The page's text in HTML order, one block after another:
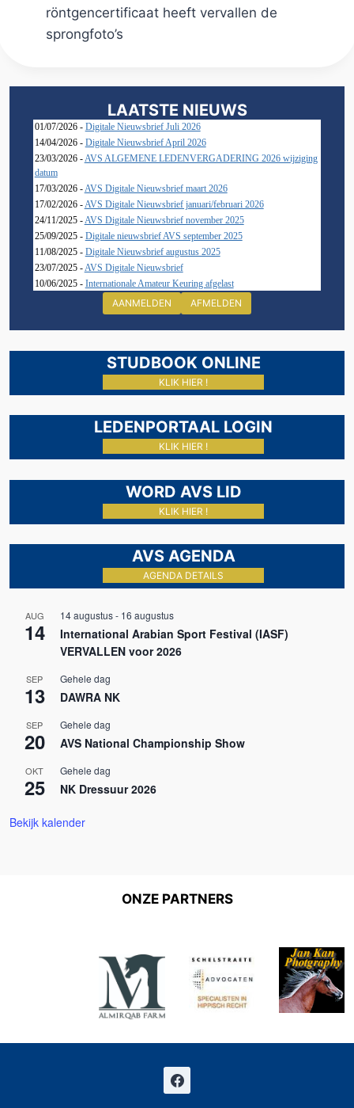
röntgencertificaat heeft vervallen de
sprongfoto’s
LAATSTE NIEUWS
01/07/2026 - Digitale Nieuwsbrief Juli 2026
14/04/2026 - Digitale Nieuwsbrief April 2026
23/03/2026 - AVS ALGEMENE LEDENVERGADERING 2026 wijziging
datum
17/03/2026 - AVS Digitale Nieuwsbrief maart 2026
17/02/2026 - AVS Digitale Nieuwsbrief januari/februari 2026
24/11/2025 - AVS Digitale Nieuwsbrief november 2025
25/09/2025 - Digitale nieuwsbrief AVS september 2025
11/08/2025 - Digitale Nieuwsbrief augustus 2025
23/07/2025 - AVS Digitale Nieuwsbrief
10/06/2025 - Internationale Amateur Keuring afgelast
AANMELDEN AFMELDEN
STUDBOOK ONLINE
KLIK HIER !
LEDENPORTAAL LOGIN
KLIK HIER !
WORD AVS LID
KLIK HIER !
AVS AGENDA
AGENDA DETAILS
AUG
14
14 augustus- 16 augustus
International Arabian Sport Festival (IASF)
VERVALLEN voor 2026
SEP
13
Gehele dag
DAWRA NK
SEP
20
Gehele dag
AVS National Championship Show
OKT
25
Gehele dag
NK Dressuur 2026
Bekijk kalender
ONZE PARTNERS